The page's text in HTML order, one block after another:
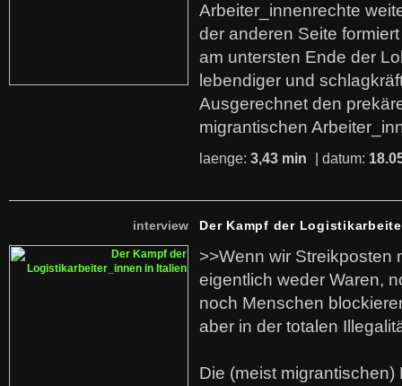
Arbeiter_innenrechte
der anderen Seite
am untersten Ende der
lebendiger und
Ausgerechnet den
migrantischen
laenge: 3,43 min | datum:
interview Der Kampf der
>>Wenn wir Streikposten
eigentlich weder Waren,
noch Menschen
aber in der totalen
Die (meist